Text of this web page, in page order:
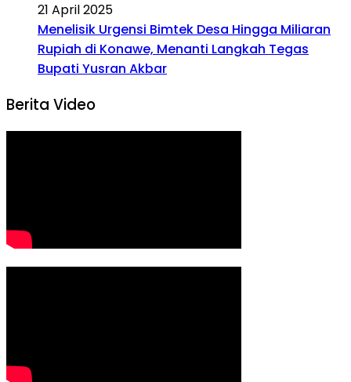
21 April 2025
Menelisik Urgensi Bimtek Desa Hingga Miliaran
Rupiah di Konawe, Menanti Langkah Tegas
Bupati Yusran Akbar
Berita Video